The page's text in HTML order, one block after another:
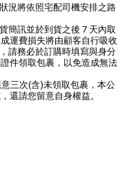
況將依照宅配司機安排之路
簡訊並於到貨之後 7 天內取
運費損失將由顧客自行吸收
請務必於訂購時填寫與身分
件領取包裹，以免造成無法
三次(含)未領取包裹，本公
還請您留意自身權益。